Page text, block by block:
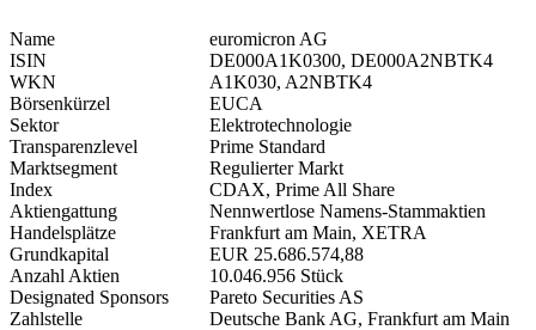
Name
euromicron AG
ISIN
DE000A1K0300, DE000A2NBTK4
WKN
A1K030, A2NBTK4
Börsenkürzel
EUCA
Sektor
Elektrotechnologie
Transparenzlevel
Prime Standard
Marktsegment
Regulierter Markt
Index
CDAX, Prime All Share
Aktiengattung
Nennwertlose Namens-Stammaktien
Handelsplätze
Frankfurt am Main, XETRA
Grundkapital
EUR 25.686.574,88
Anzahl Aktien
10.046.956 Stück
Designated Sponsors
Pareto Securities AS
Zahlstelle
Deutsche Bank AG, Frankfurt am Main